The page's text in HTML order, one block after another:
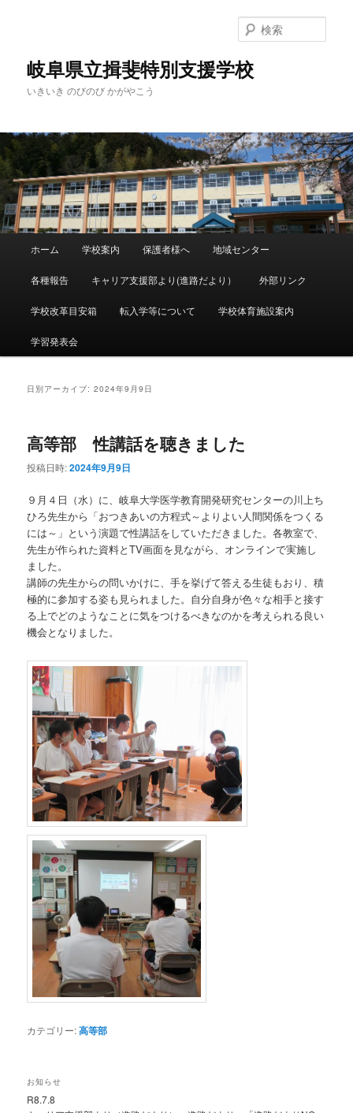
岐阜県立揖斐特別支援学校
いきいき のびのび かがやこう
索
メ
イ
ン
ン
ン
へ
移
動
サ
ブ
コ
テ
ツ
移
動
ホーム 学校案内 保護者様へ 地域センター
各種報告 キャリア支援部より(進路だより） 外部リンク
学校改革目安箱 転入学等について 学校体育施設案内
学習発表会
日別アーカイブ:2024年9月9日
高等部 性講話を聴きました
投稿日時:2024年9月9日
９月４日（水）に、岐阜大学医学教育開発研究センターの川上ち
ひろ先生から「おつきあいの方程式～よりよい人間関係をつくる
には～」という演題で性講話をしていただきました。各教室で、
先生が作られた資料とTV画面を見ながら、オンラインで実施し
ました。
講師の先生からの問いかけに、手を挙げて答える生徒もおり、積
極的に参加する姿も見られました。自分自身が色々な相手と接す
る上でどのようなことに気をつけるべきなのかを考えられる良い
機会となりました。
カテゴリー:高等部
お知らせ
R8.7.8